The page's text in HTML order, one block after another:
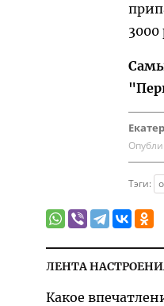
3000
Тэги:
ЛЕНТА
Какое